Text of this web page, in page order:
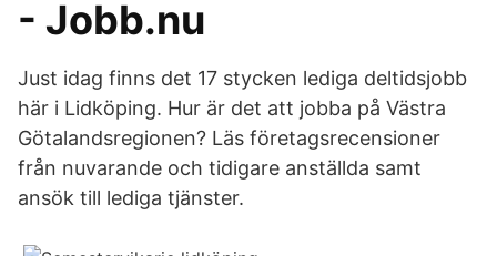
- Jobb.nu
Just idag finns det 17 stycken lediga deltidsjobb
här i Lidköping. Hur är det att jobba på Västra
Götalandsregionen? Läs företagsrecensioner
från nuvarande och tidigare anställda samt
ansök till lediga tjänster.